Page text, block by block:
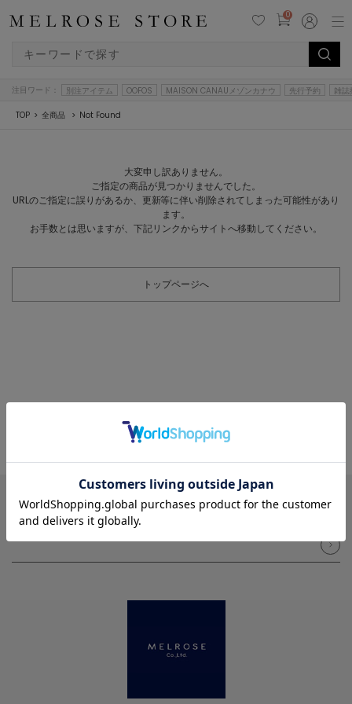
0
注目ワード： 別注アイテム OOFOS MAISON CANAUメゾンカナウ 先行予約 雑誌
TOP 全商品 Not Found
大変申し訳ありません。
ご指定の商品が見つかりませんでした。
URLのご指定に誤りがあるか、更新等に伴い削除されてしまった可能性があり
ます。
お手数とは思いますが、下記リンクからサイトへ移動してください。
トップページへ
NEWSLETTER メルマガ登録